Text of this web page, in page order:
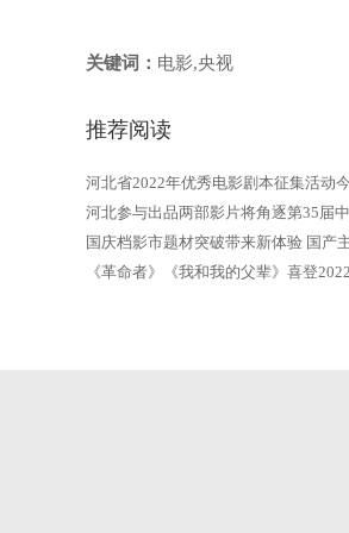
关键词： 电影,央视
推荐阅读
河北省2022年优秀电影剧本征集活动
河北参与出品两部影片将角逐第35届
国庆档影市题材突破带来新体验 国产
《革命者》《我和我的父辈》喜登